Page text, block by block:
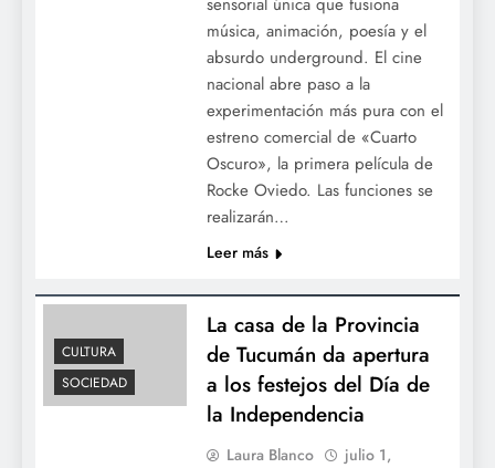
Regresa la magia del teatro integrado: se
estrena «Abuela Luna», una aventura
espacial y ecológica para toda la familia
música, animación, poesía y el
absurdo underground. El cine
nacional abre paso a la
experimentación más pura con el
estreno comercial de «Cuarto
Oscuro», la primera película de
Rocke Oviedo. Las funciones se
realizarán…
Leer más
CULTURA
SOCIEDAD
La casa de la Provincia
de Tucumán da apertura
a los festejos del Día de
la Independencia
Laura Blanco
julio 1,